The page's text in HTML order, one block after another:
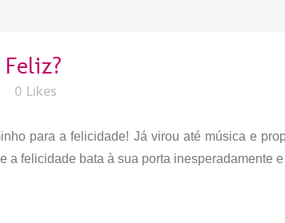
0 Likes
para a felicidade! Já virou até música e
felicidade bata à sua porta inesperadamente